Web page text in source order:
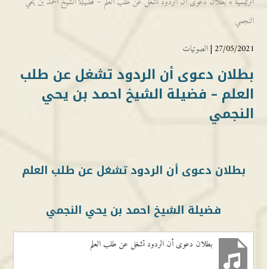
النجمي
27/05/2021 | الصوتيات
بطلان دعوى أن الردود تشغل عن طلب
العلم – فضيلة الشيخ احمد بن يحي
النجمي
بطلان دعوى أن الردود تشغل عن طلب العلم
فضيلة الشيخ احمد بن يحي النجمي
بطلان دعوى أن الردود تشغل عن طلب العلم